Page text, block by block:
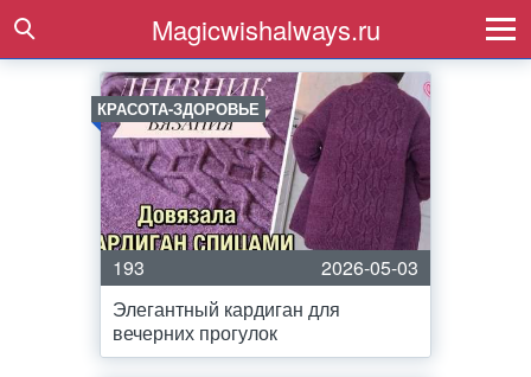
Magicwishalways.ru
КРАСОТА-ЗДОРОВЬЕ
193
2026-05-03
Элегантный кардиган для
вечерних прогулок